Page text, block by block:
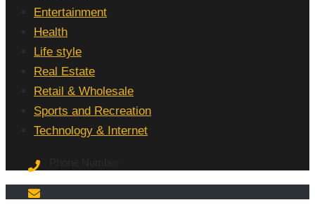
Entertainment
Health
Life style
Real Estate
Retail & Wholesale
Sports and Recreation
Technology & Internet